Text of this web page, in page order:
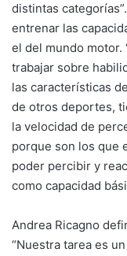
distintas
entrenar las
el del mundo motor.
trabajar sobre
las características
de otros deportes,
la velocidad de
porque son los que
poder percibir y
como capacidad
Andrea Ricagno
“Nuestra tarea es